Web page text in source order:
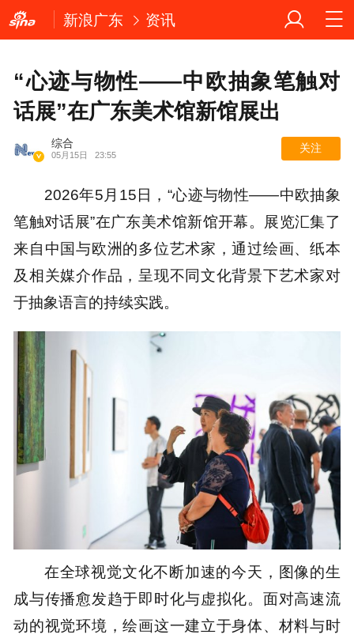
新浪广东 资讯
“心迹与物性——中欧抽象笔触对
话展”在广东美术馆新馆展出
综合
05月15日 23:55
关注
2026年5月15日，“心迹与物性——中欧抽象
笔触对话展”在广东美术馆新馆开幕。展览汇集了
来自中国与欧洲的多位艺术家，通过绘画、纸本
及相关媒介作品，呈现不同文化背景下艺术家对
于抽象语言的持续实践。
在全球视觉文化不断加速的今天，图像的生
成与传播愈发趋于即时化与虚拟化。面对高速流
动的视觉环境，绘画这一建立于身体、材料与时